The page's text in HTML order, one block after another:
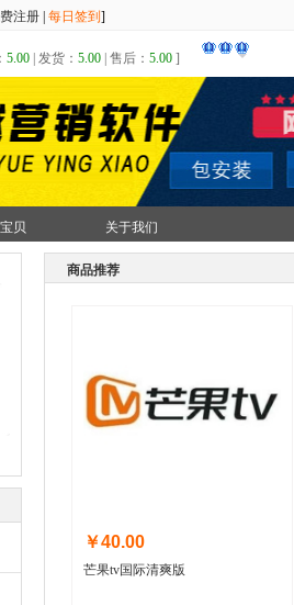
注册 每日签到 ]
5.00 | 发货： 5.00 | 售后： 5.00 ]
贝 关于我们
商品推荐
￥40.00
芒果tv国际清爽版